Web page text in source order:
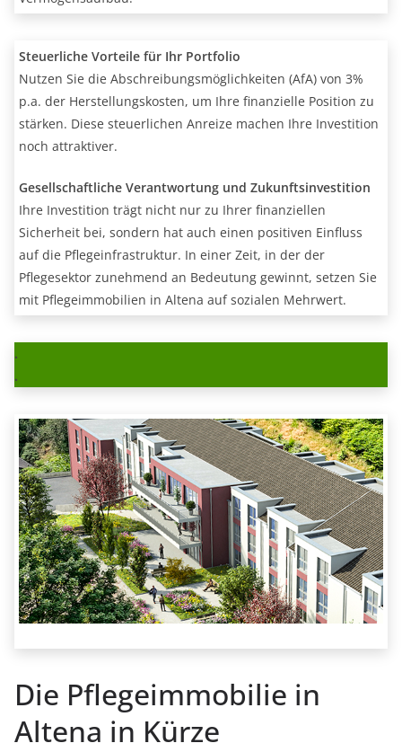
Steuerliche Vorteile für Ihr Portfolio
Nutzen Sie die Abschreibungsmöglichkeiten (AfA) von 3%
p.a. der Herstellungskosten, um Ihre finanzielle Position zu
stärken. Diese steuerlichen Anreize machen Ihre Investition
noch attraktiver.
Gesellschaftliche Verantwortung und Zukunftsinvestition
Ihre Investition trägt nicht nur zu Ihrer finanziellen
Sicherheit bei, sondern hat auch einen positiven Einfluss
auf die Pflegeinfrastruktur. In einer Zeit, in der der
Pflegesektor zunehmend an Bedeutung gewinnt, setzen Sie
mit Pflegeimmobilien in Altena auf sozialen Mehrwert.
.
.
Die Pflegeimmobilie in
Altena in Kürze